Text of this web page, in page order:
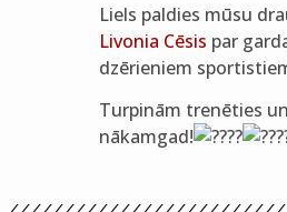
Liels paldies mūsu
Livonia Cēsis par
dzērieniem
Turpinām trenēties
nākamgad!